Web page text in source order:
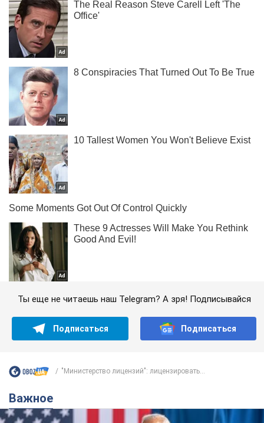
Ты еще не читаешь наш Telegram? А зря! Подписывайся
Подписаться Подписаться
"Министерство лицензий": лицензировать...
Важное